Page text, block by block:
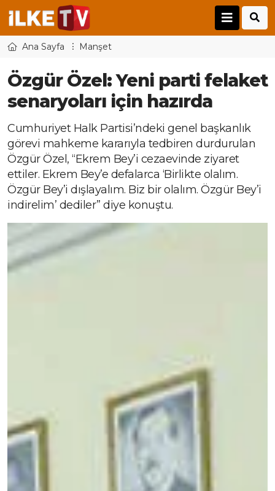
Ana Sayfa Manşet
Özgür Özel: Yeni parti felaket
senaryoları için hazırda
Cumhuriyet Halk Partisi’ndeki genel başkanlık
görevi mahkeme kararıyla tedbiren durdurulan
Özgür Özel, “Ekrem Bey’i cezaevinde ziyaret
ettiler. Ekrem Bey’e defalarca ‘Birlikte olalım.
Özgür Bey’i dışlayalım. Biz bir olalım. Özgür Bey’i
indirelim’ dediler” diye konuştu.